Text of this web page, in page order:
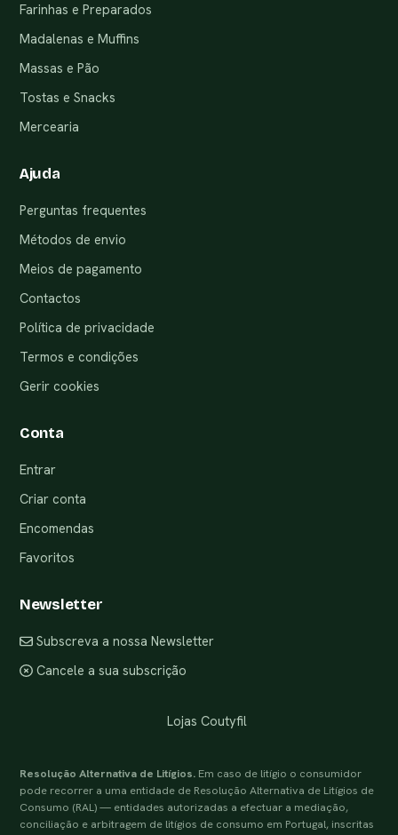
Farinhas e Preparados
Madalenas e Muffins
Massas e Pão
Tostas e Snacks
Mercearia
Ajuda
Perguntas frequentes
Métodos de envio
Meios de pagamento
Contactos
Política de privacidade
Termos e condições
Gerir cookies
Conta
Entrar
Criar conta
Encomendas
Favoritos
Newsletter
Subscreva a nossa Newsletter
Cancele a sua subscrição
Lojas Coutyfil
Resolução Alternativa de Litígios. Em caso de litígio o consumidor
pode recorrer a uma entidade de Resolução Alternativa de Litígios de
Consumo (RAL) — entidades autorizadas a efectuar a mediação,
conciliação e arbitragem de litígios de consumo em Portugal, inscritas